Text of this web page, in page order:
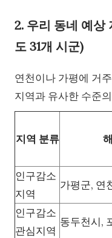
2. 우리 동네 예상
도 31개 시군)
연천이나 가평에 거
지역과 유사한 수준
지역 분류
인구감소
지역
가평군, 연
인구감소
관심지역
동두천시,